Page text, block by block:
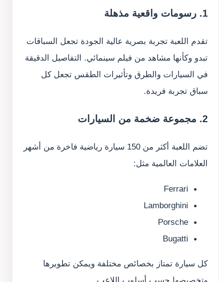
1. رسومات واقعية مذهلة
تقدم اللعبة تجربة بصرية عالية الجودة تجعل السباقات
تبدو وكأنها مشاهد من فيلم سينمائي. التفاصيل الدقيقة
في السيارات والطرق وتأثيرات الطقس تجعل كل
سباق تجربة فريدة.
2. مجموعة ضخمة من السيارات
تضم اللعبة أكثر من 150 سيارة رياضية فاخرة من أشهر
العلامات العالمية مثل:
Ferrari
Lamborghini
Porsche
Bugatti
كل سيارة تمتاز بخصائص مختلفة ويمكن تطويرها
وتخصيصها حسب أسلوب اللاعب.